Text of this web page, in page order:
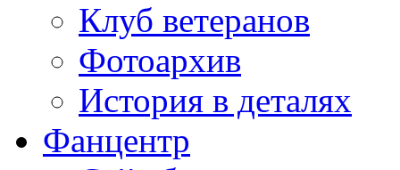
Клуб ветеранов
Фотоархив
История в деталях
Фанцентр